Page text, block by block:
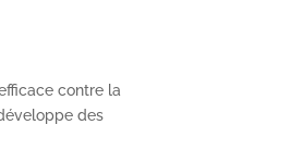
contre la
des